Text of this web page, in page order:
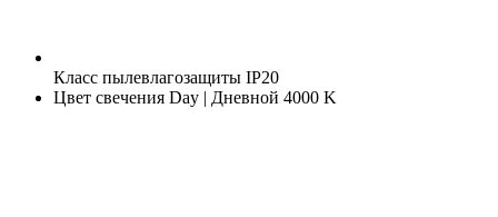
Класс пылевлагозащиты IP20
Цвет свечения Day | Дневной 4000 K